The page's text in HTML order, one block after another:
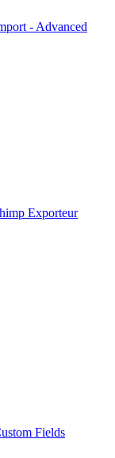
- Advanced
Exporteur
Fields